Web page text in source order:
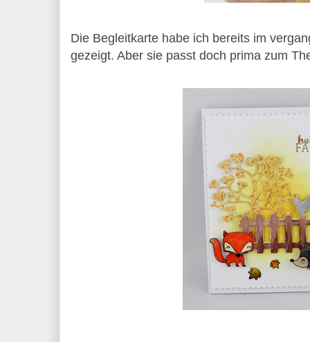
Die Begleitkarte habe ich bereits im
gezeigt. Aber sie passt doch prima zum